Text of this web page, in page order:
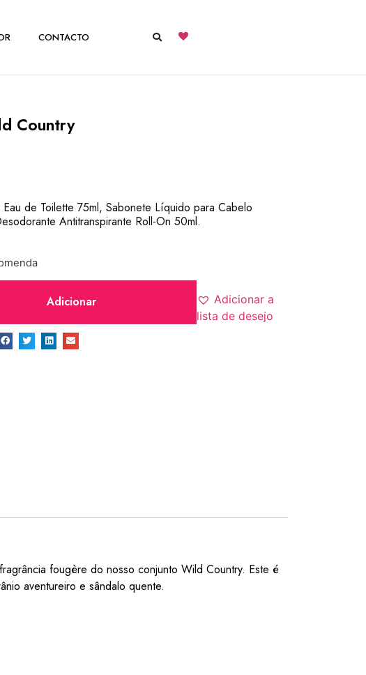
CONTACTO
Country
de Toilette 75ml, Sabonete Líquido para Cabelo
Antitranspirante Roll-On 50ml.
Adicionar
Adicionar a
lista de desejo
fougère do nosso conjunto Wild Country. Este é
aventureiro e sândalo quente.